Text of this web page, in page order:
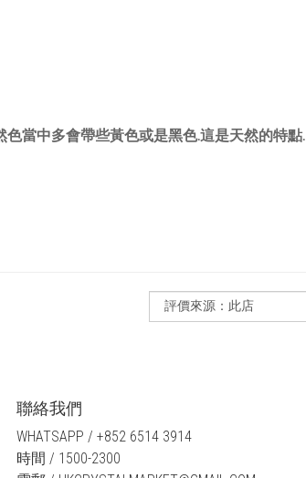
當中多會帶些黃色或是黑色.這是天然的特點.
聯絡我們
WHATSAPP / +852 6514 3914
時間 / 1500-2300